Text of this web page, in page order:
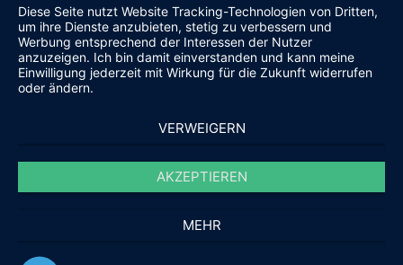
Diese Seite nutzt Website Tracking-Technologien von Dritten,
um ihre Dienste anzubieten, stetig zu verbessern und
Werbung entsprechend der Interessen der Nutzer
anzuzeigen. Ich bin damit einverstanden und kann meine
Einwilligung jederzeit mit Wirkung für die Zukunft widerrufen
oder ändern.
VERWEIGERN
AKZEPTIEREN
MEHR